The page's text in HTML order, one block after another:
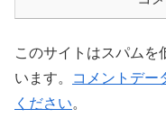
このサイトはスパムを
います。
コメントデー
ください。